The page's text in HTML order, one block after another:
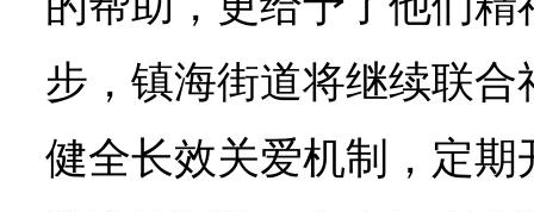
步，镇海街道将继续联
健全长效关爱机制，定